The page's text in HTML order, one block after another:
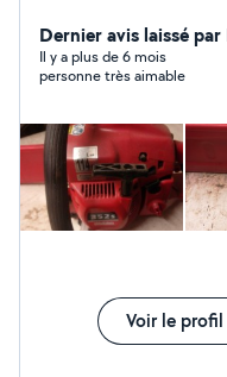
Dernier avis laissé
Il y a plus de 6 mois
personne très aimable
Voir le profil